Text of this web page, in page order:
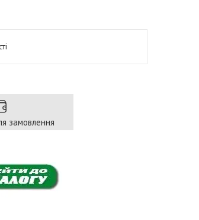
замовлення